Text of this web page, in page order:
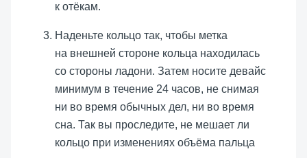
к отёкам.
Наденьте кольцо так, чтобы метка
на внешней стороне кольца находилась
со стороны ладони. Затем носите девайс
минимум в течение 24 часов, не снимая
ни во время обычных дел, ни во время
сна. Так вы проследите, не мешает ли
кольцо при изменениях объёма пальца